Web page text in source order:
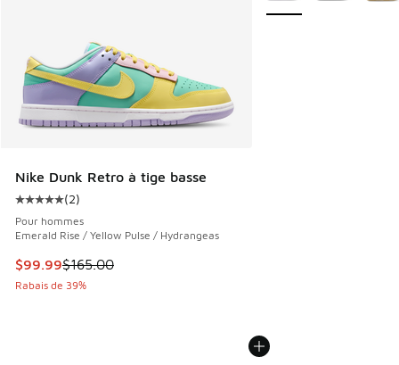
Nike Dunk Retro à tige basse
Cote moyenne du client - [5 sur 5 étoiles], 2 commentaires
(2)
Pour hommes
Emerald Rise / Yellow Pulse / Hydrangeas
Cet article est en solde. Le prix est passé de $165.00 à
$99.99$165.00
Rabais de 39%